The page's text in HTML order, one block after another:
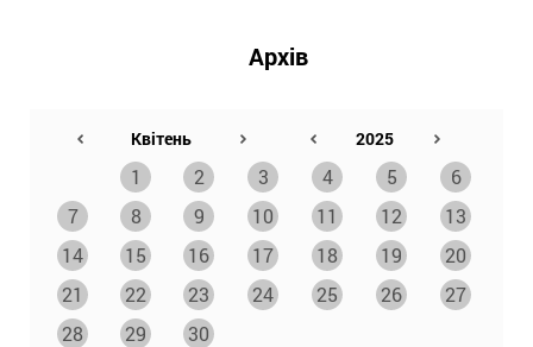
Архів
1 2 3 4 5
6
7
8 9 10 11 12
13
14
15 16 17 18 19
20
21
22 23 24 25 26
27
28
29 30